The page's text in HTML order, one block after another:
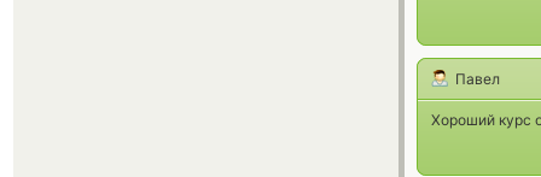
Павел
Хороший курс